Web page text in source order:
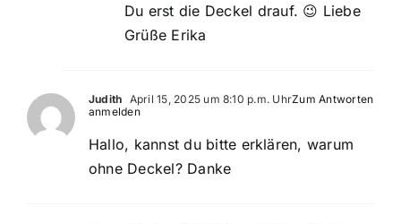
Du erst die Deckel drauf. 😉 Liebe
Grüße Erika
Judith April 15, 2025 um 8:10 p.m. UhrZum Antworten
anmelden
Hallo, kannst du bitte erklären, warum
ohne Deckel? Danke